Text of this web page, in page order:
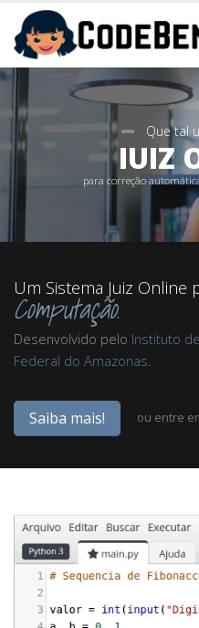
Que tal
JUIZ
para correção
Um Sistema Juiz Online
Computação.
Desenvolvido pelo Instituto
Federal do Amazonas.
Saiba mais! ou entre